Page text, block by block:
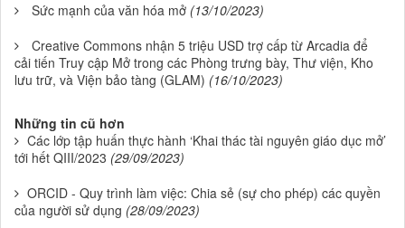
Sức mạnh của văn hóa mở (13/10/2023)
Creative Commons nhận 5 triệu USD trợ cấp từ Arcadia để
cải tiến Truy cập Mở trong các Phòng trưng bày, Thư viện, Kho
lưu trữ, và Viện bảo tàng (GLAM) (16/10/2023)
Những tin cũ hơn
Các lớp tập huấn thực hành ‘Khai thác tài nguyên giáo dục mở’
tới hết QIII/2023 (29/09/2023)
ORCID - Quy trình làm việc: Chia sẻ (sự cho phép) các quyền
của người sử dụng (28/09/2023)